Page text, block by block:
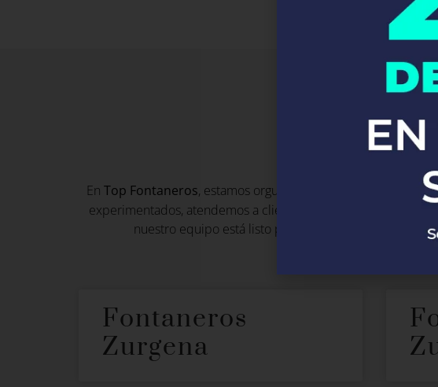
En Top Fontaneros, estamos orgullosos de ofrecer nuestros
experimentados, atendemos a clientes en Rojales. Ya sea
nuestro equipo está listo para proporcionarte
Fontaneros
Zurgena